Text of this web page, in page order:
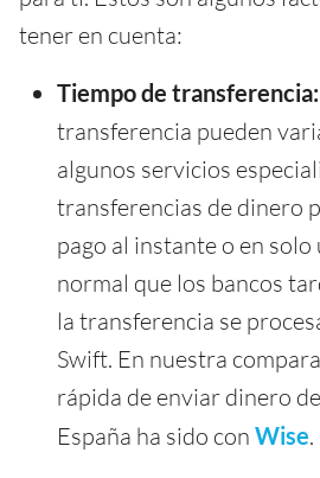
tener en cuenta:
Tiempo de transferencia:
transferencia pueden
algunos servicios
transferencias de dinero
pago al instante o en solo
normal que los bancos
la transferencia se
Swift. En nuestra
rápida de enviar dinero
España ha sido con Wise.